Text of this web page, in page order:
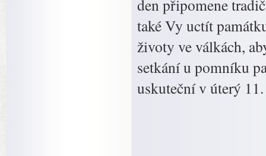
den připomene
také Vy uctít
životy ve válkách,
setkání u pomníku
uskuteční v úterý